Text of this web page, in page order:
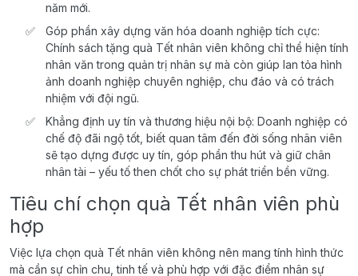
năm mới.
Góp phần xây dựng văn hóa doanh nghiệp tích cực:
Chính sách tặng quà Tết nhân viên không chỉ thể hiện tính
nhân văn trong quản trị nhân sự mà còn giúp lan tỏa hình
ảnh doanh nghiệp chuyên nghiệp, chu đáo và có trách
nhiệm với đội ngũ.
Khẳng định uy tín và thương hiệu nội bộ: Doanh nghiệp có
chế độ đãi ngộ tốt, biết quan tâm đến đời sống nhân viên
sẽ tạo dựng được uy tín, góp phần thu hút và giữ chân
nhân tài – yếu tố then chốt cho sự phát triển bền vững.
Tiêu chí chọn quà Tết nhân viên phù
hợp
Việc lựa chọn quà Tết nhân viên không nên mang tính hình thức
mà cần sự chỉn chu, tinh tế và phù hợp với đặc điểm nhân sự